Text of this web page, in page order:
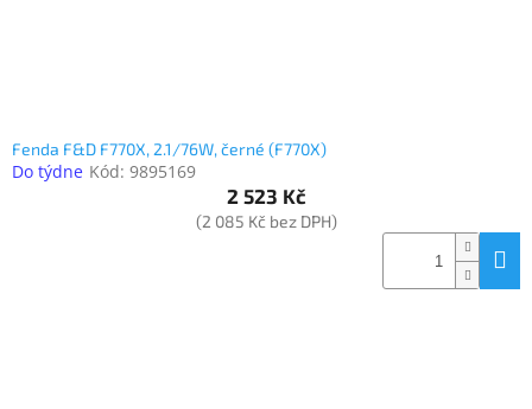
Fenda F&D F770X, 2.1/76W, černé (F770X)
Do týdne Kód: 9895169
2 523 Kč
(2 085 Kč bez DPH)